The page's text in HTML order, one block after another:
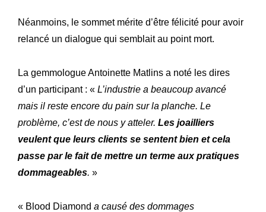
Néanmoins, le sommet mérite d’être félicité pour avoir
relancé un dialogue qui semblait au point mort.
La gemmologue Antoinette Matlins a noté les dires
d’un participant : « L’industrie a beaucoup avancé
mais il reste encore du pain sur la planche. Le
problème, c’est de nous y atteler. Les joailliers
veulent que leurs clients se sentent bien et cela
passe par le fait de mettre un terme aux pratiques
dommageables. »
« Blood Diamond a causé des dommages